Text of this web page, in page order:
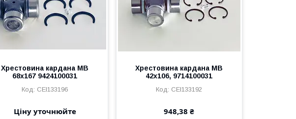
Хрестовина кардана MB
68x167 9424100031
CEI133196
Ціну уточнюйте
Хрестовина кардана MB
42х106, 9714100031
CEI133192
948,38 ₴